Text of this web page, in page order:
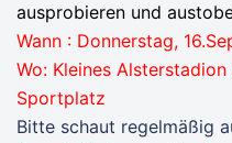
ausprobieren und
Wann : Donnerstag,
Wo: Kleines
Sportplatz
Bitte schaut regelmäßig